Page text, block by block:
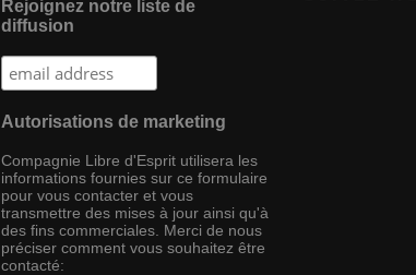
Rejoignez notre liste de
diffusion
Autorisations de marketing
Compagnie Libre d'Esprit utilisera les
informations fournies sur ce formulaire
pour vous contacter et vous
transmettre des mises à jour ainsi qu'à
des fins commerciales. Merci de nous
préciser comment vous souhaitez être
contacté: